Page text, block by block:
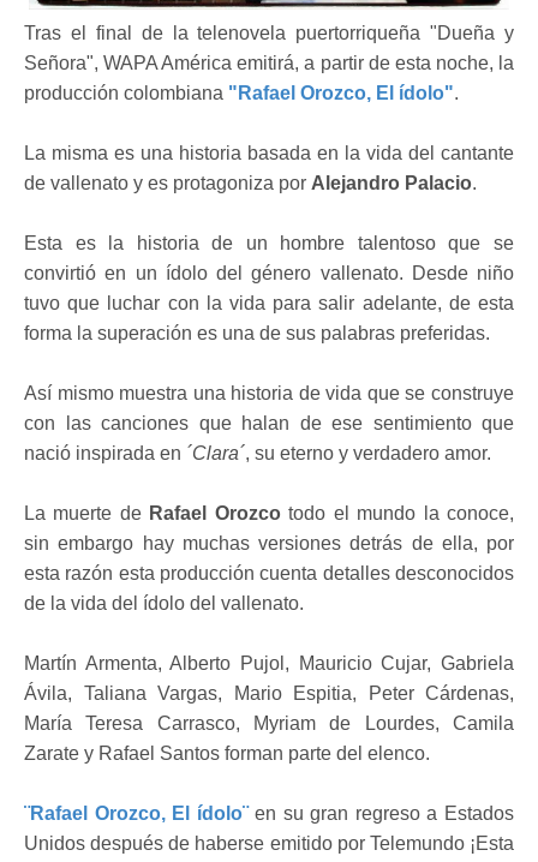
Tras el final de la telenovela puertorriqueña "Dueña y
Señora", WAPA América emitirá, a partir de esta noche, la
producción colombiana "Rafael Orozco, El ídolo".
La misma es una historia basada en la vida del cantante
de vallenato y es protagoniza por Alejandro Palacio.
Esta es la historia de un hombre talentoso que se
convirtió en un ídolo del género vallenato. Desde niño
tuvo que luchar con la vida para salir adelante, de esta
forma la superación es una de sus palabras preferidas.
Así mismo muestra una historia de vida que se construye
con las canciones que halan de ese sentimiento que
nació inspirada en ´Clara´, su eterno y verdadero amor.
La muerte de Rafael Orozcotodo el mundo la conoce,
sin embargo hay muchas versiones detrás de ella, por
esta razón esta producción cuenta detalles desconocidos
de la vida del ídolo del vallenato.
Martín Armenta, Alberto Pujol, Mauricio Cujar, Gabriela
Ávila, Taliana Vargas, Mario Espitia, Peter Cárdenas,
María Teresa Carrasco, Myriam de Lourdes, Camila
Zarate y Rafael Santos forman parte del elenco.
¨Rafael Orozco, El ídolo¨en su gran regreso a Estados
Unidos después de haberse emitido por Telemundo ¡Esta